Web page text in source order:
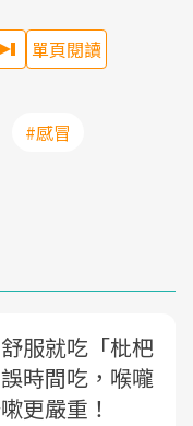
單頁閱讀
#感冒
服就吃「枇杷
時間吃，喉嚨
更嚴重！